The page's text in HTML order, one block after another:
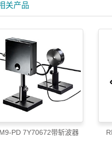
关产品
PD 7Y70672带斩波器